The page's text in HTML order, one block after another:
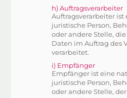
h) Auftragsverarbeiter
Auftragsverarbeiter
juristische Person,
oder andere Stelle,
Daten im Auftrag des
verarbeitet.
i) Empfänger
Empfänger ist eine
juristische Person,
oder andere Stelle,